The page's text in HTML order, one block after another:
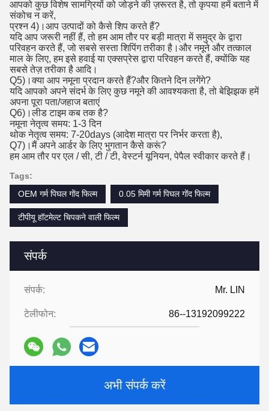
संपर्क
संपर्क: Mr. LIN
टेलीफोन: 86--13192099222
अभी संपर्क करें
आपको कुछ विशेष सामग्रियों को जोड़ने की ज़रूरत है, तो कृपया हमें बताने में
संकोच न करें,
प्रश्न 4)।आप उत्पादों को कैसे शिप करते हैं?
यदि आप जरूरी नहीं हैं, तो हम आम तौर पर बड़ी मात्रा में समुद्र के द्वारा
परिवहन करते हैं, जो सबसे सस्ता शिपिंग तरीका है।और नमूने और तत्काल
माल के लिए, हम इसे हवाई या एक्सप्रेस द्वारा परिवहन करते हैं, क्योंकि यह
सबसे तेज़ तरीका है आदि।
Q5)।क्या आप नमूना प्रदान करते हैं?और कितने दिन लगेंगे?
यदि आपको अपने संदर्भ के लिए कुछ नमूने की आवश्यकता है, तो बेझिझक हमें
अपना पूरा पता/जहाज बताएं
Q6)।लीड टाइम कब तक है?
नमूना नेतृत्व समय: 1-3 दिन
थोक नेतृत्व समय: 7-20days (आदेश मात्रा पर निर्भर करता है),
Q7)।मैं अपने आर्डर के लिए भुगतान कैसे करूं?
हम आम तौर पर एल / सी, टी / टी, वेस्टर्न यूनियन, पेपैल स्वीकार करते हैं।
Tags:
OEM गर्म पिघल गोंद फिल्म
0.05 मिमी गर्म पिघल गोंद फिल्म
टीपीयू हॉटमेल्ट चिपकने वाली फिल्म